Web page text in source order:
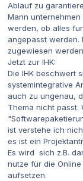
Ablauf zu
Mann
werden, ob alles
angepasst werden.
zugewiesen
Jetzt zur IHK:
Die IHK beschwert
systemintegrative
auch zu ungenau,
Thema nicht passt.
ist verstehe ich
es ist ein
Es wird sich z.B.
nutze für die Online
aufsetzen.